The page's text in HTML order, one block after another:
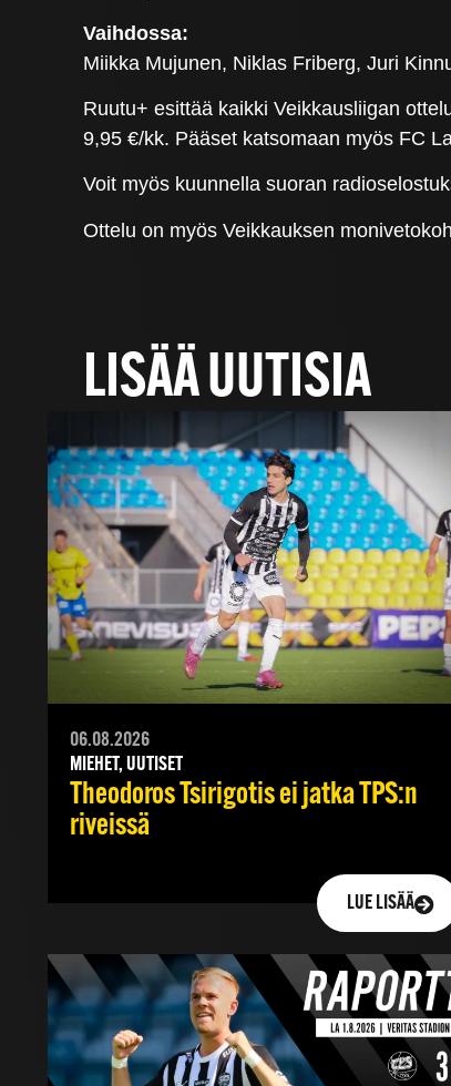
Vaihdossa:
Miikka Mujunen, Niklas Friberg, Juri
Ruutu+ esittää kaikki Veikkausliigan
9,95 €/kk. Pääset katsomaan myös FC
Voit myös kuunnella suoran
Ottelu on myös Veikkauksen
LISÄÄ UUTISIA
06.08.2026
MIEHET, UUTISET
Theodoros Tsirigotis ei jatka TPS:n
riveissä
LUE LISÄÄ